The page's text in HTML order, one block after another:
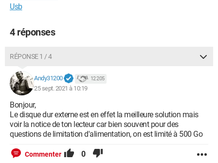
Usb
4 réponses
RÉPONSE 1 / 4
Andy31200 12 205
25 sept. 2021 à 10:19
Bonjour,
Le disque dur externe est en effet la meilleure solution mais
voir la notice de ton lecteur car bien souvent pour des
questions de limitation d'alimentation, on est limité à 500 Go
Commenter 0